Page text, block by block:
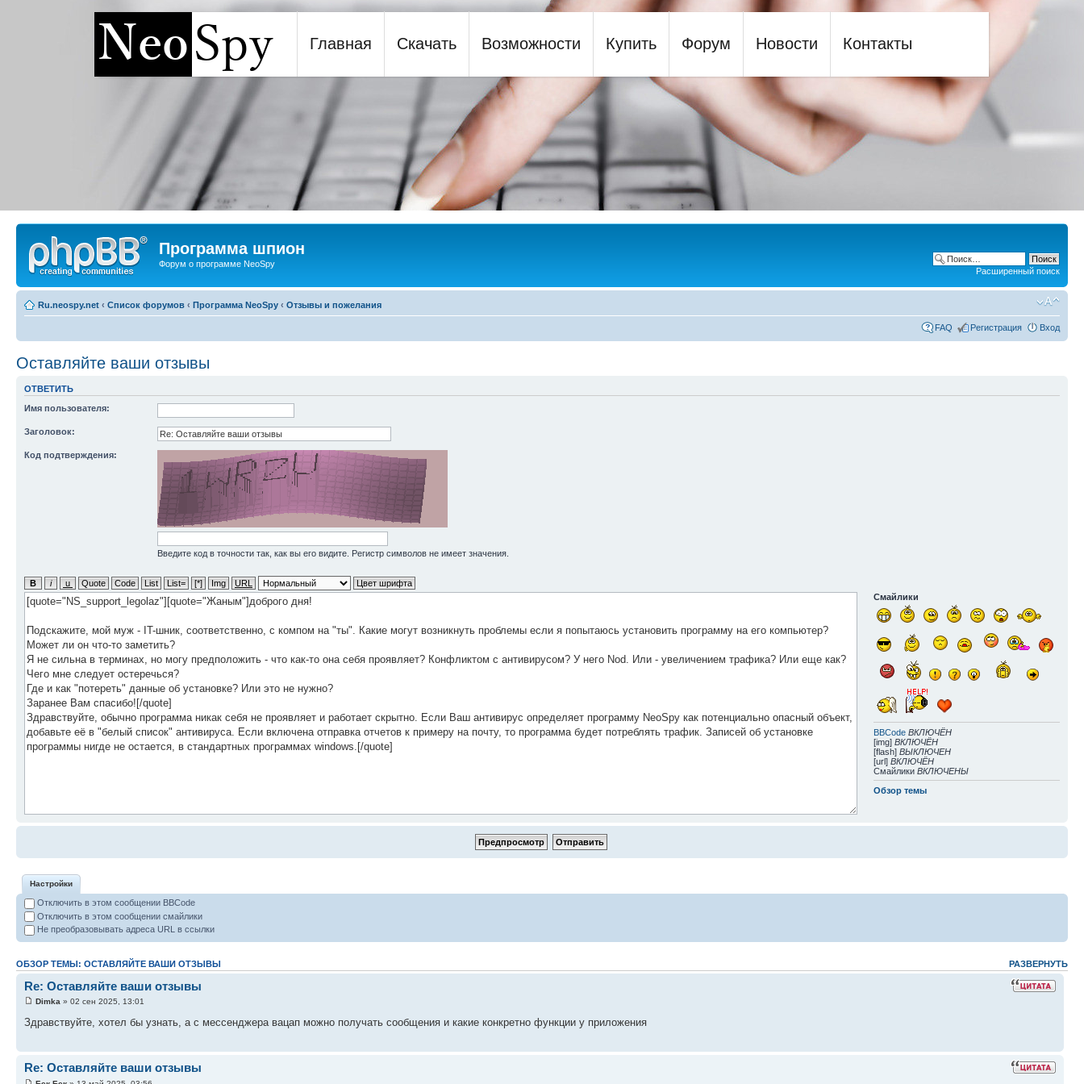
Программа шпион NeoSpy
Главная Скачать Возможности Купить Форум Новости Контакты
Программа шпион
Форум о программе NeoSpy
Расширенный поиск
Ru.neospy.net ‹ Список форумов ‹ Программа NeoSpy ‹ Отзывы и пожелания
FAQ Регистрация Вход
Оставляйте ваши отзывы
ОТВЕТИТЬ
Имя пользователя:
Заголовок:
Код подтверждения:
Введите код в точности так, как вы его видите. Регистр символов не имеет значения.
Смайлики
BBCode ВКЛЮЧЁН
[img] ВКЛЮЧЁН
[flash] ВЫКЛЮЧЕН
[url] ВКЛЮЧЁН
Смайлики ВКЛЮЧЕНЫ
Обзор темы
Настройки
Отключить в этом сообщении BBCode
Отключить в этом сообщении смайлики
Не преобразовывать адреса URL в ссылки
РАЗВЕРНУТЬ
ОБЗОР ТЕМЫ: ОСТАВЛЯЙТЕ ВАШИ ОТЗЫВЫ
Re: Оставляйте ваши отзывы
Dimka » 02 сен 2025, 13:01
Здравствуйте, хотел бы узнать, а с мессенджера вацап можно получать сообщения и какие конкретно функции у приложения
Re: Оставляйте ваши отзывы